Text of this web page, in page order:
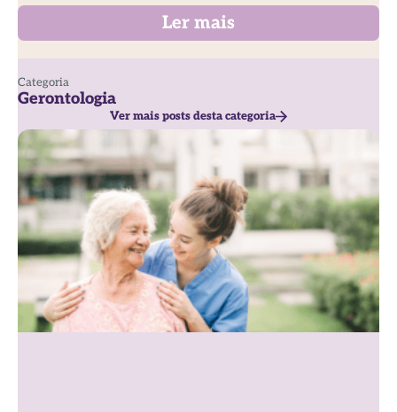
Ler mais
Categoria
Gerontologia
Ver mais posts desta categoria